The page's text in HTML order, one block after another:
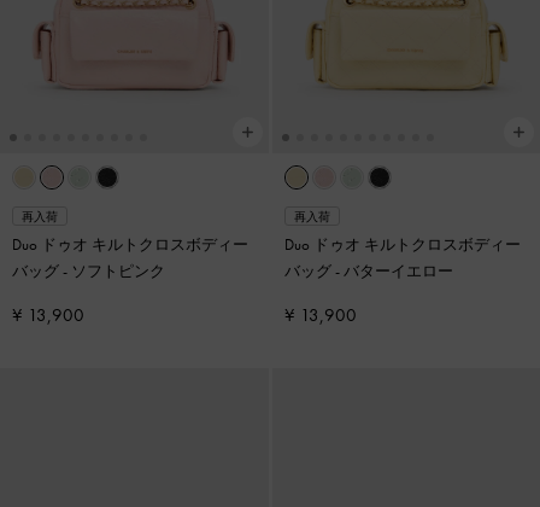
再入荷
Duo ドゥオ キルトクロスボディー
バッグ- ソフトピンク
¥ 13,900
再入荷
Duo ドゥオ キルトクロスボディー
バッグ-バターイエロー
¥ 13,900